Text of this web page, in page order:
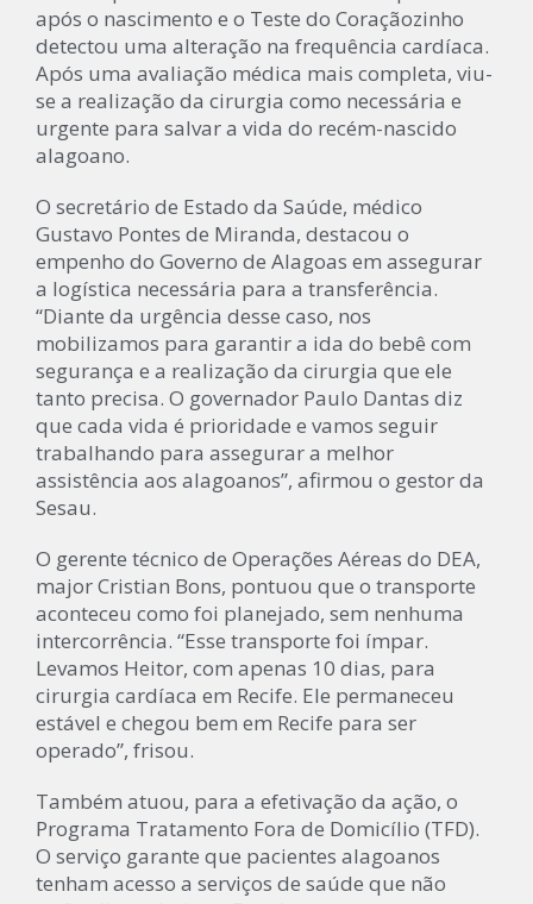
após o nascimento e o Teste do Coraçãozinho
detectou uma alteração na frequência cardíaca.
Após uma avaliação médica mais completa, viu-
se a realização da cirurgia como necessária e
urgente para salvar a vida do recém-nascido
alagoano.
O secretário de Estado da Saúde, médico
Gustavo Pontes de Miranda, destacou o
empenho do Governo de Alagoas em assegurar
a logística necessária para a transferência.
“Diante da urgência desse caso, nos
mobilizamos para garantir a ida do bebê com
segurança e a realização da cirurgia que ele
tanto precisa. O governador Paulo Dantas diz
que cada vida é prioridade e vamos seguir
trabalhando para assegurar a melhor
assistência aos alagoanos”, afirmou o gestor da
Sesau.
O gerente técnico de Operações Aéreas do DEA,
major Cristian Bons, pontuou que o transporte
aconteceu como foi planejado, sem nenhuma
intercorrência. “Esse transporte foi ímpar.
Levamos Heitor, com apenas 10 dias, para
cirurgia cardíaca em Recife. Ele permaneceu
estável e chegou bem em Recife para ser
operado”, frisou.
Também atuou, para a efetivação da ação, o
Programa Tratamento Fora de Domicílio (TFD).
O serviço garante que pacientes alagoanos
tenham acesso a serviços de saúde que não